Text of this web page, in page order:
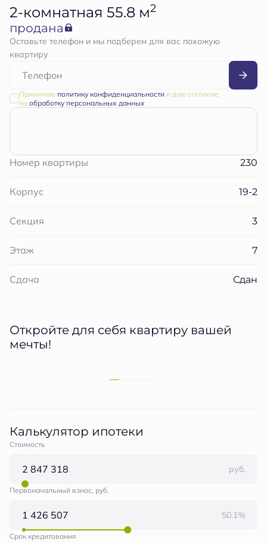
2-комнатная 55.8 м2
продана
Оставьте телефон и мы подберем для вас похожую
квартиру
Принимаю политику конфиденциальностии даю согласие
на обработку персональных данных
Номер квартиры 230
Корпус 19-2
Секция 3
Этаж 7
Сдача Сдан
Откройте для себя квартиру вашей
мечты!
Калькулятор ипотеки
Стоимость
руб.
Первоначальный взнос, руб.
50.1%
Срок кредитования